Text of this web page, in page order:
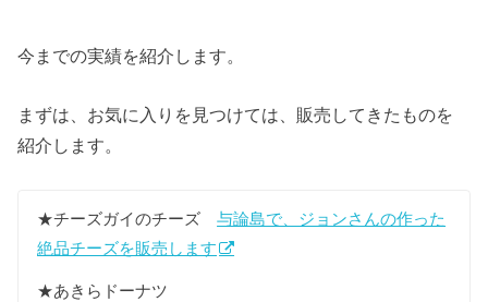
今までの実績を紹介します。
まずは、お気に入りを見つけては、販売してきたものを
紹介します。
★チーズガイのチーズ与論島で、ジョンさんの作った
絶品チーズを販売します
★あきらドーナツ